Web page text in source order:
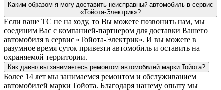
Каким образом я могу доставить неисправный автомобиль в сервис
«Тойота-Электрик»?
Если ваше ТС не на ходу, то Вы можете позвонить нам, мы
соединим Вас с компанией-партнером для доставки Вашего
автомобиля в сервис «Тойота-Электрик». И вы можете в
разумное время суток привезти автомобиль и оставить на
охраняемой территории.
Как давно вы занимаетесь ремонтом автомобилей марки Тойота?
Более 14 лет мы занимаемся ремонтом и обслуживанием
автомобилей марки Тойота. Благодаря нашему опыту мы